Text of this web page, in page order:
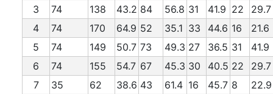
3
74 138 43.2 84 56.8 31 41.9 22
29.7
4
74 170 64.9 52 35.1 33 44.6 16
21.6
5
74 149 50.7 73 49.3 27 36.5 31
41.9
6
74 155 54.7 67 45.3 30 40.5 22
29.7
7
35 62 38.6 43 61.4 16 45.7 8
22.9